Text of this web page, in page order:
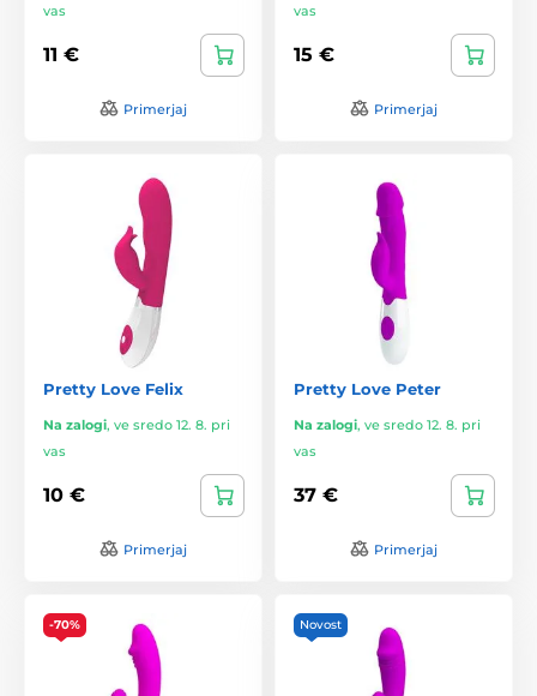
vas
11 €
Primerjaj
vas
15 €
Primerjaj
Pretty Love Felix
Na zalogi, ve sredo 12. 8. pri
vas
10 €
Primerjaj
Pretty Love Peter
Na zalogi, ve sredo 12. 8. pri
vas
37 €
Primerjaj
-70% Novost